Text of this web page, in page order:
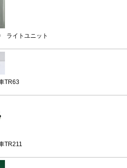
ライトユニット
TR63
TR211